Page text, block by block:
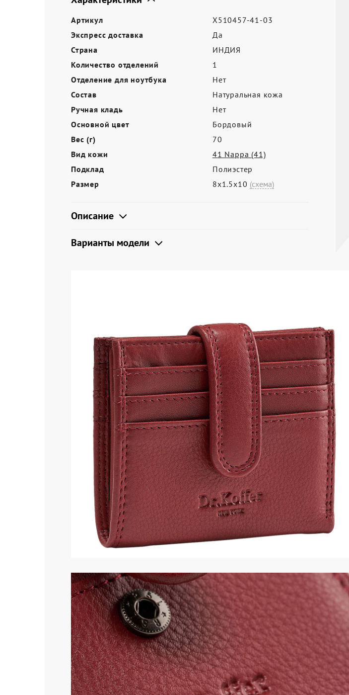
Акции
Артикул
X510457-41-03
Экспресс доставка
Да
Страна
ИНДИЯ
Количество отделений
1
Отделение для ноутбука
Нет
Состав
Натуральная кожа
Ручная кладь
Нет
Основной цвет
Бордовый
Вес (г)
70
Вид кожи
41 Nappa (41)
Подклад
Полиэстер
Размер
8х1.5х10 (схема)
Описание
Варианты модели